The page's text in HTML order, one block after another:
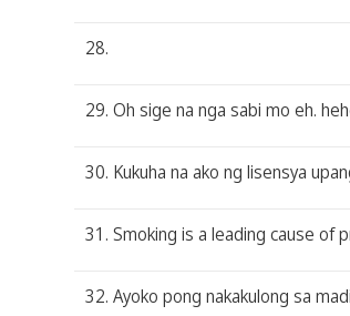
28.
29. Oh sige na nga sabi mo eh.
30. Kukuha na ako ng lisensya
31. Smoking is a leading cause of
32. Ayoko pong nakakulong sa